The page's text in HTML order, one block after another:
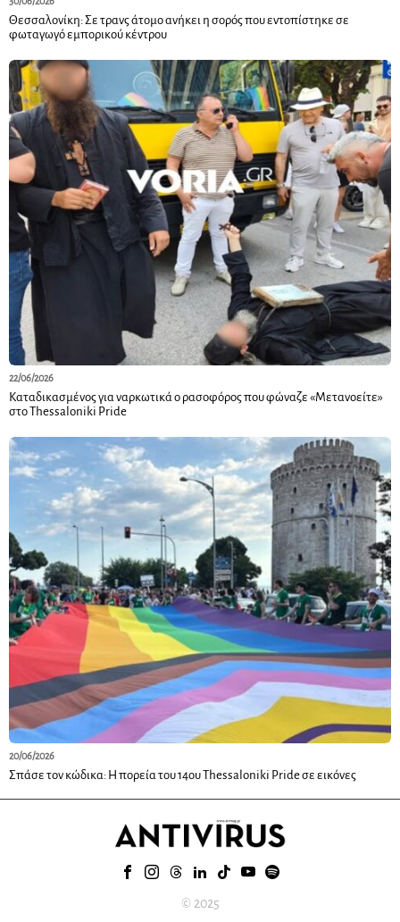
Θεσσαλονίκη: Σε τρανς άτομο ανήκει η σορός που εντοπίστηκε σε
φωταγωγό εμπορικού κέντρου
22/06/2026
Καταδικασμένος για ναρκωτικά ο ρασοφόρος που φώναζε «Μετανοείτε»
στο Thessaloniki Pride
20/06/2026
Σπάσε τον κώδικα: H πορεία του 14ου Thessaloniki Pride σε εικόνες
© 2025